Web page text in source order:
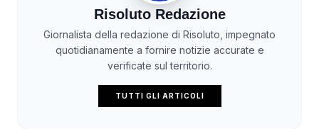
Risoluto Redazione
Giornalista della redazione di Risoluto, impegnato
quotidianamente a fornire notizie accurate e
verificate sul territorio.
TUTTI GLI ARTICOLI